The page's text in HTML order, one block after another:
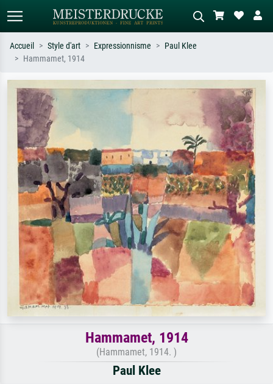
Recherchez par artiste, titre ou style –
ex. Monet, Nuit étoilée,
impressionnisme, vague de Hokusai,
Décrivez la scène – ex. prairie verte,
abstrait avec beaucoup de rouge,
tableau sombre, nu debout près d'un
arbre.
Accueil Style d'art Expressionnisme
Paul Klee
Hammamet, 1914
Hammamet, 1914
(Hammamet, 1914. )
Paul Klee